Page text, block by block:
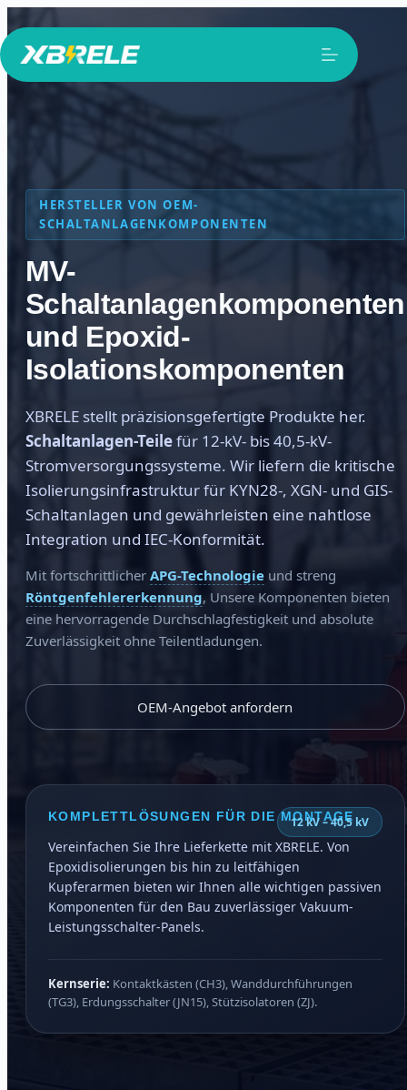
Zum
Inhalt
springen
HERSTELLER VON OEM-
SCHALTANLAGENKOMPONENTEN
MV-
Schaltanlagenkomponenten
und Epoxid-
Isolationskomponenten
XBRELE stellt präzisionsgefertigte Produkte her.
Schaltanlagen-Teilefür 12-kV- bis 40,5-kV-
Stromversorgungssysteme. Wir liefern die kritische
Isolierungsinfrastruktur für KYN28-, XGN- und GIS-
Schaltanlagen und gewährleisten eine nahtlose
Integration und IEC-Konformität.
Mit fortschrittlicher APG-Technologie und streng
Röntgenfehlererkennung, Unsere Komponenten bieten
eine hervorragende Durchschlagfestigkeit und absolute
Zuverlässigkeit ohne Teilentladungen.
OEM-Angebot anfordern
KOMPLETTLÖSUNGEN FÜR DIE MONTAGE
Vereinfachen Sie Ihre Lieferkette mit XBRELE. Von
Epoxidisolierungen bis hin zu leitfähigen
Kupferarmen bieten wir Ihnen alle wichtigen passiven
Komponenten für den Bau zuverlässiger Vakuum-
Leistungsschalter-Panels.
12 kV – 40,5 kV
Kernserie: Kontaktkästen (CH3), Wanddurchführungen
(TG3), Erdungsschalter (JN15), Stützisolatoren (ZJ).